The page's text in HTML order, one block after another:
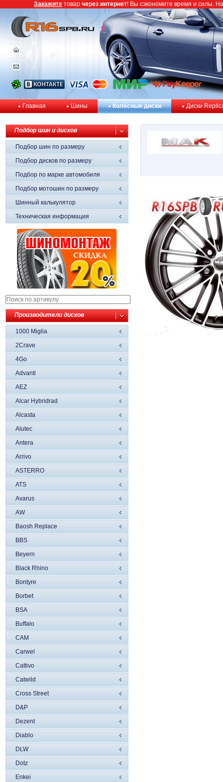
Главная Шины Колёсные диски Диски
Подбор шин и дисков
Подбор шин по размеру
Подбор дисков по размеру
Подбор по марке автомобиля
Подбор мотошин по размеру
Шинный калькулятор
Техническая информация
Производители дисков
1000 Miglia
2Crave
4Go
Advanti
AEZ
Alcar Hybridrad
Alcasta
Alutec
Antera
Arrivo
ASTERRO
ATS
Avarus
AW
Baosh Replace
BBS
Beyern
Black Rhino
Bontyre
Borbet
BSA
Buffalo
CAM
Carwel
Cattivo
Catwild
Cross Street
D&P
Dezent
Diablo
DLW
Dotz
Enkei
Закажите товар через интернет! Вы сэкономите время и силы.